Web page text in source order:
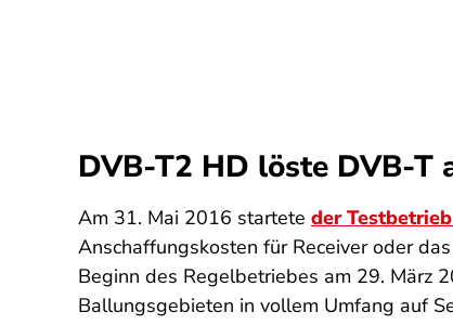
DVB-T2 HD löste DVB-T
Am 31. Mai 2016 startete der
Anschaffungskosten für Receiver oder
Beginn des Regelbetriebes am 29. März
Ballungsgebieten in vollem Umfang auf